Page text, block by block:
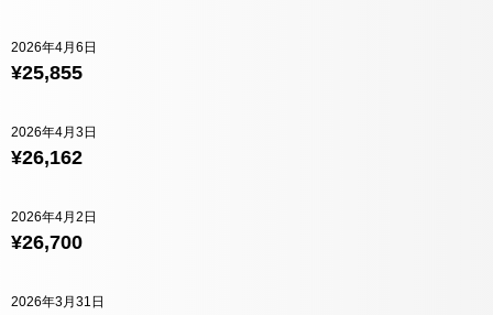
¥25,855
2026年4月6日
¥26,162
2026年4月3日
¥26,700
2026年4月2日
2026年3月31日